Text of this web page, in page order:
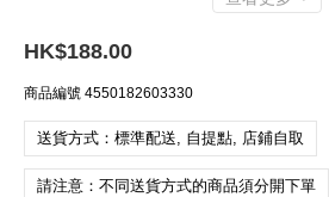
HK$188.00
商品編號 4550182603330
送貨方式：標準配送, 自提點, 店鋪自取
請注意：不同送貨方式的商品須分開下單